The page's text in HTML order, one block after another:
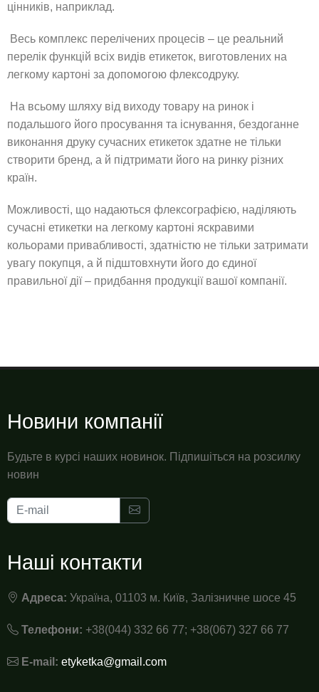
цінників, наприклад.
Весь комплекс перелічених процесів – це реальний
перелік функцій всіх видів етикеток, виготовлених на
легкому картоні за допомогою флексодруку.
На всьому шляху від виходу товару на ринок і
подальшого його просування та існування, бездоганне
виконання друку сучасних етикеток здатне не тільки
створити бренд, а й підтримати його на ринку різних
країн.
Можливості, що надаються флексографією, наділяють
сучасні етикетки на легкому картоні яскравими
кольорами привабливості, здатністю не тільки затримати
увагу покупця, а й підштовхнути його до єдиної
правильної дії – придбання продукції вашої компанії.
Новини компанії
Будьте в курсі наших новинок. Підпишіться на розсилку
новин
Наші контакти
Адреса: Україна, 01103 м. Київ, Залізничне шосе 45
Телефони: +38(044) 332 66 77; +38(067) 327 66 77
E-mail: etyketka@gmail.com